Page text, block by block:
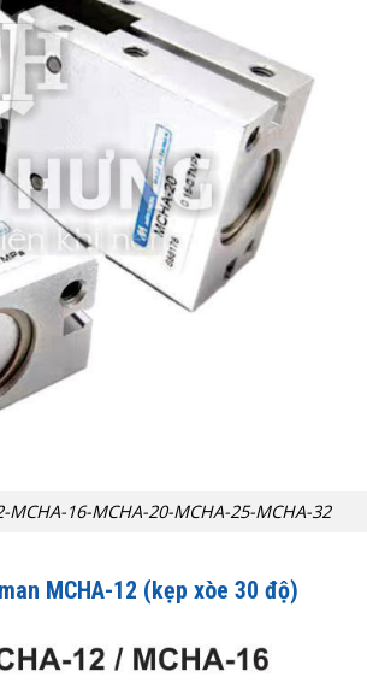
16-MCHA-20-MCHA-25-MCHA-32
MCHA-12 (kẹp xòe 30 độ)